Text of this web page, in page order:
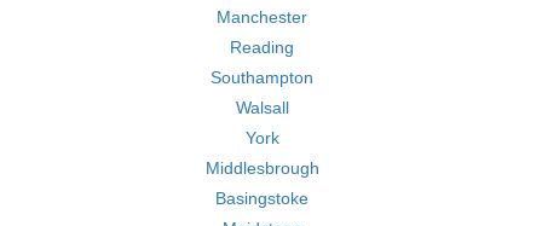
Manchester
Reading
Southampton
Walsall
York
Middlesbrough
Basingstoke